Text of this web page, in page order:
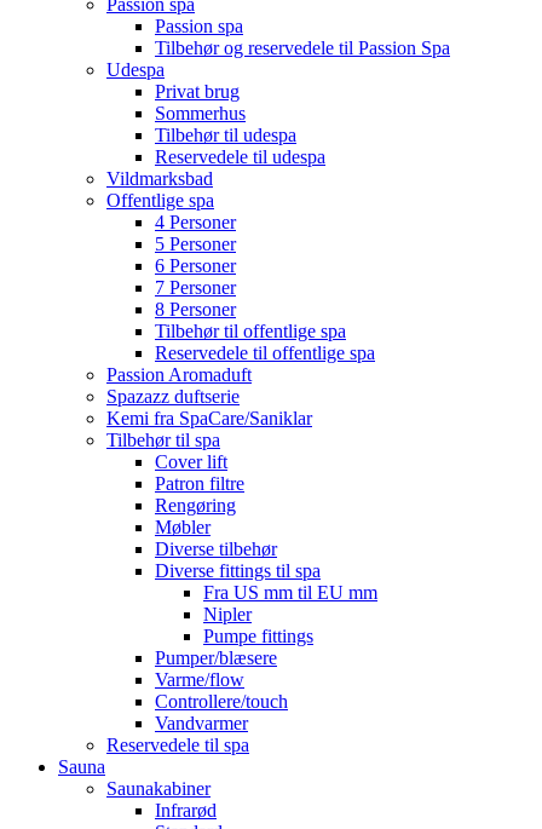
Passion spa
Passion spa
Tilbehør og reservedele til Passion Spa
Udespa
Privat brug
Sommerhus
Tilbehør til udespa
Reservedele til udespa
Vildmarksbad
Offentlige spa
4 Personer
5 Personer
6 Personer
7 Personer
8 Personer
Tilbehør til offentlige spa
Reservedele til offentlige spa
Passion Aromaduft
Spazazz duftserie
Kemi fra SpaCare/Saniklar
Tilbehør til spa
Cover lift
Patron filtre
Rengøring
Møbler
Diverse tilbehør
Diverse fittings til spa
Fra US mm til EU mm
Nipler
Pumpe fittings
Pumper/blæsere
Varme/flow
Controllere/touch
Vandvarmer
Reservedele til spa
Sauna
Saunakabiner
Infrarød